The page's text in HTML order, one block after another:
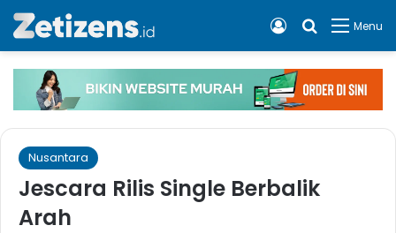
Menu
Cari apa,
Log In
Nusantara
Jescara Rilis Single Berbalik
Arah